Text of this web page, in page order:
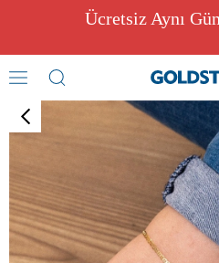
Ücretsiz Aynı